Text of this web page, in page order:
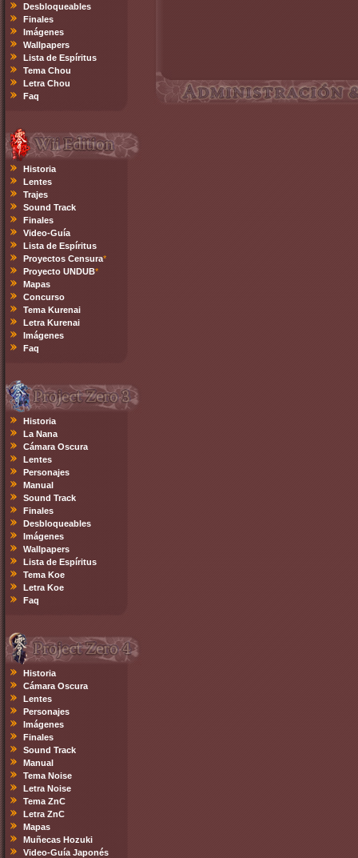
Desbloqueables
Finales
Imágenes
Wallpapers
Lista de Espíritus
Tema Chou
Letra Chou
Faq
Historia
Lentes
Trajes
Sound Track
Finales
Video-Guía
Lista de Espíritus
Proyectos Censura*
Proyecto UNDUB*
Mapas
Concurso
Tema Kurenai
Letra Kurenai
Imágenes
Faq
Historia
La Nana
Cámara Oscura
Lentes
Personajes
Manual
Sound Track
Finales
Desbloqueables
Imágenes
Wallpapers
Lista de Espíritus
Tema Koe
Letra Koe
Faq
Historia
Cámara Oscura
Lentes
Personajes
Imágenes
Finales
Sound Track
Manual
Tema Noise
Letra Noise
Tema ZnC
Letra ZnC
Mapas
Muñecas Hozuki
Video-Guía Japonés